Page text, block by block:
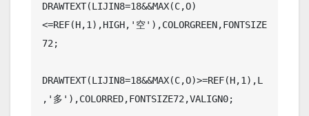
DRAWTEXT(LIJIN8=18&&MAX(C,O)
<=REF(H,1),HIGH,'空'),COLORGREEN,FONTSIZE
72;
DRAWTEXT(LIJIN8=18&&MAX(C,O)>=REF(H,1),L
,'多'),COLORRED,FONTSIZE72,VALIGN0;